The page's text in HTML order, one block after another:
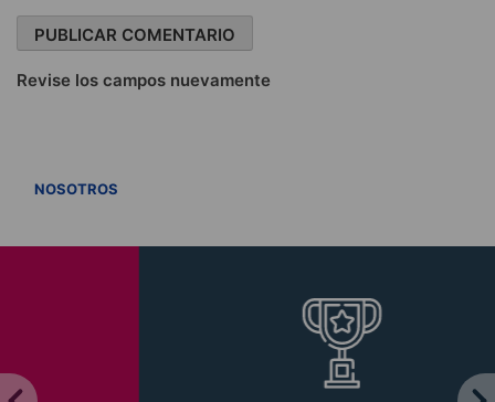
Revise los campos nuevamente
NOSOTROS